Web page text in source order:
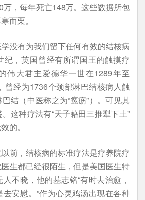
万，每年死亡148万。这些数据所包
而栗。
没有为我们留下任何有效的结核病
纪，英国曾经有所谓国王的触摸疗
伟大君主爱德华一世在1289年至
曾经为1736个颈部淋巴结核病人触
结（中医称之为“瘰疬”）。可见其
这种疗法有“天子藉田三推犁下土”
的。
前，结核病的标准疗法是疗养院疗
生都已经很陌生，但是美国医生特
不晓，他的墓志铭“有时去治愈，
安慰。”作为心灵鸡汤出现在各种